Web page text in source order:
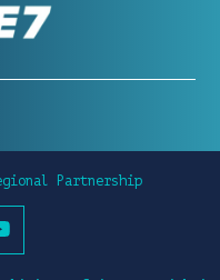
Partnership